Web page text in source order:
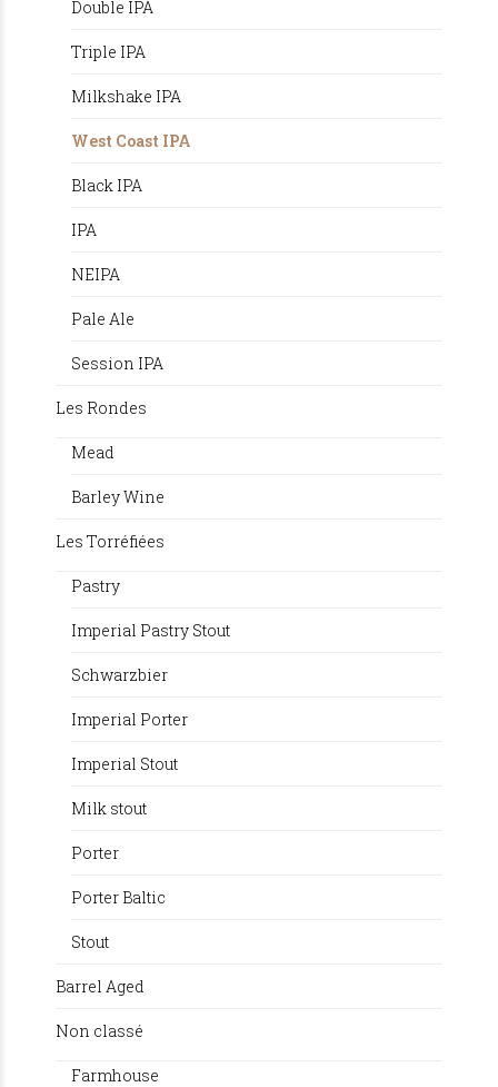
Double IPA
Triple IPA
Milkshake IPA
West Coast IPA
Black IPA
IPA
NEIPA
Pale Ale
Session IPA
Les Rondes
Mead
Barley Wine
Les Torréfiées
Pastry
Imperial Pastry Stout
Schwarzbier
Imperial Porter
Imperial Stout
Milk stout
Porter
Porter Baltic
Stout
Barrel Aged
Non classé
Farmhouse